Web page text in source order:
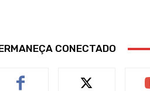
CONECTADO